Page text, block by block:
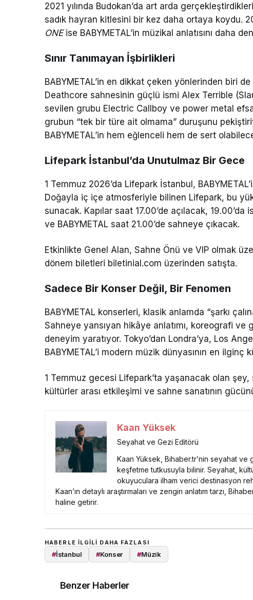
2021 yılında Budokan’da art arda
sadık hayran kitlesini bir kez daha ortaya koydu.
ONEise BABYMETAL’in müzikal anlatısını daha
Sınır Tanımayan İşbirlikleri
BABYMETAL’in en dikkat çeken yönlerinden biri
Deathcore sahnesinin güçlü ismi Alex Terrible
sevilen grubu Electric Callboy ve power metal
grubun “tek bir türe ait olmama” duruşunu
BABYMETAL’in hem eğlenceli hem de sert
Lifepark İstanbul’da Unutulmaz Bir Gece
1 Temmuz 2026’da Lifepark İstanbul,
Doğayla iç içe atmosferiyle bilinen Lifepark, bu
sunacak. Kapılar saat 17.00’de açılacak,
ve BABYMETAL saat 21.00’de sahneye çıkacak.
Etkinlikte Genel Alan, Sahne Önü ve VIP olmak
dönem biletleri biletinial.com üzerinden satışta.
Sadece Bir Konser Değil, Bir Fenomen
BABYMETAL konserleri, klasik anlamda “şarkı
Sahneye yansıyan hikâye anlatımı, koreografi
deneyim yaratıyor. Tokyo’dan Londra’ya, Los
BABYMETAL’i modern müzik dünyasının en
1 Temmuz gecesi Lifepark’ta yaşanacak olan
kültürler arası etkileşimi ve sahne sanatının
Kaan Yüksek
Seyahat ve Gezi Editörü
Kaan Yüksek, Bihaber.tr’nin seyahat
keşfetme tutkusuyla bilinir. Seyahat,
okuyuculara ilham verici destinasyon
Kaan’ın detaylı araştırmaları ve zengin anlatım tarzı,
haline getirir.
HABERLE ILGILI DAHA FAZLASI
#İstanbul #Konser #Müzik
Benzer Haberler